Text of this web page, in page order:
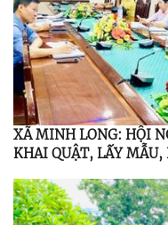
XÃ MINH LONG: HỘI
KHAI QUẬT, LẤY MẪU,